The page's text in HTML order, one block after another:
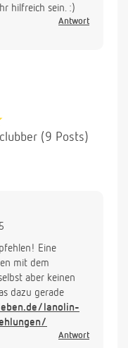
hilfreich sein. :)
Antwort
(9 Posts)
Eine
mit dem
aber keinen
dazu gerade
lanolin-
Antwort